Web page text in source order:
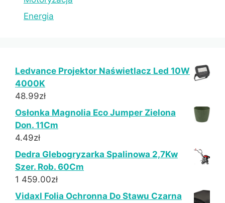
Energia
Ledvance Projektor Naświetlacz Led 10W
4000K
48.99zł
Osłonka Magnolia Eco Jumper Zielona
Don. 11Cm
4.49zł
Dedra Glebogryzarka Spalinowa 2,7Kw
Szer. Rob. 60Cm
1 459.00zł
Vidaxl Folia Ochronna Do Stawu Czarna